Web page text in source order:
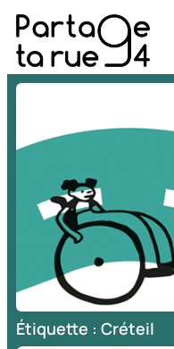
Aller
au
contenu
Étiquette : Créteil